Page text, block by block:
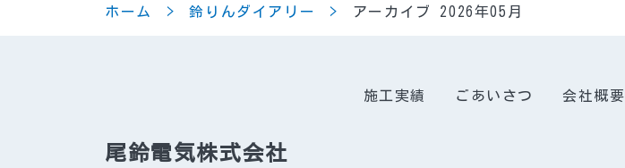
ホーム 鈴りんダイアリー アーカイブ 2026年05月
施工実績 ごあいさつ 会社概要
尾鈴電気株式会社